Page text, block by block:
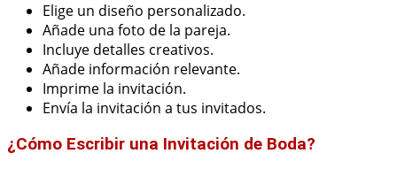
Elige un diseño personalizado.
Añade una foto de la pareja.
Incluye detalles creativos.
Añade información relevante.
Imprime la invitación.
Envía la invitación a tus invitados.
¿Cómo Escribir una Invitación de Boda?